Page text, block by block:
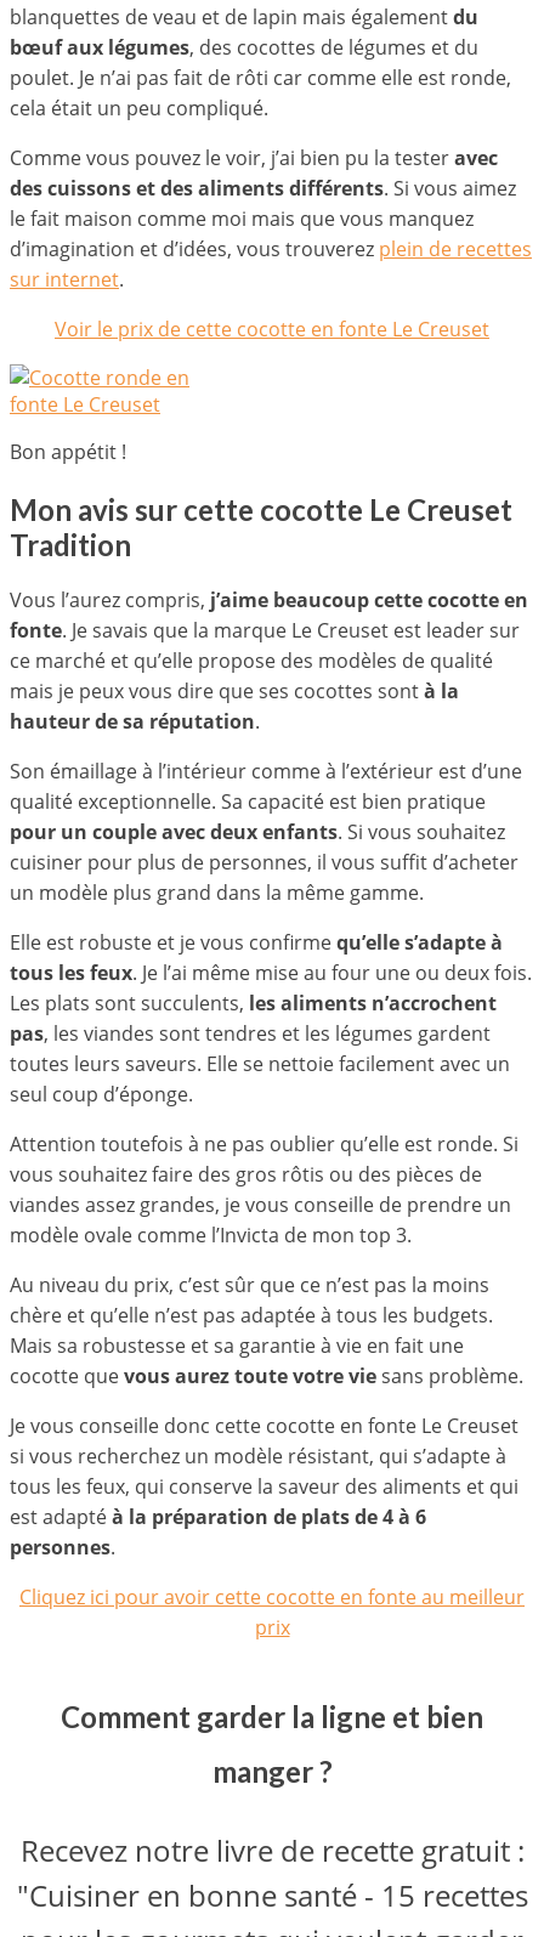
blanquettes de veau et de lapin mais égalementdu
bœuf aux légumes, des cocottes de légumes et du
poulet. Je n’ai pas fait de rôti car comme elle est ronde,
cela était un peu compliqué.
Comme vous pouvez le voir, j’ai bien pu la testeravec
des cuissons et des aliments différents. Si vous aimez
le fait maison comme moi mais que vous manquez
d’imagination et d’idées, vous trouverez plein de recettes
sur internet.
Voir le prix de cette cocotte en fonte Le Creuset
Bon appétit !
Mon avis sur cette cocotte Le Creuset
Tradition
Vous l’aurez compris, j’aime beaucoup cette cocotte en
fonte. Je savais que la marque Le Creuset est leader sur
ce marché et qu’elle propose des modèles de qualité
mais je peux vous dire que ses cocottes sontà la
hauteur de sa réputation.
Son émaillage à l’intérieur comme à l’extérieur est d’une
qualité exceptionnelle. Sa capacité est bien pratique
pour un couple avec deux enfants. Si vous souhaitez
cuisiner pour plus de personnes, il vous suffit d’acheter
un modèle plus grand dans la même gamme.
Elle est robuste et je vous confirmequ’elle s’adapte à
tous les feux. Je l’ai même mise au four une ou deux fois.
Les plats sont succulents, les aliments n’accrochent
pas, les viandes sont tendres et les légumes gardent
toutes leurs saveurs. Elle se nettoie facilement avec un
seul coup d’éponge.
Attention toutefois à ne pas oublier qu’elle est ronde. Si
vous souhaitez faire des gros rôtis ou des pièces de
viandes assez grandes, je vous conseille de prendre un
modèle ovale comme l’Invicta de mon top 3.
Au niveau du prix, c’est sûr que ce n’est pas la moins
chère et qu’elle n’est pas adaptée à tous les budgets.
Mais sa robustesse et sa garantie à vie en fait une
cocotte quevous aurez toute votre viesans problème.
Je vous conseille donc cette cocotte en fonte Le Creuset
si vous recherchez un modèle résistant, qui s’adapte à
tous les feux, qui conserve la saveur des aliments et qui
est adaptéà la préparation de plats de 4 à 6
personnes.
Cliquez ici pour avoir cette cocotte en fonte au meilleur
prix
Comment garder la ligne et bien
manger ?
Recevez notre livre de recette gratuit :
"Cuisiner en bonne santé - 15 recettes